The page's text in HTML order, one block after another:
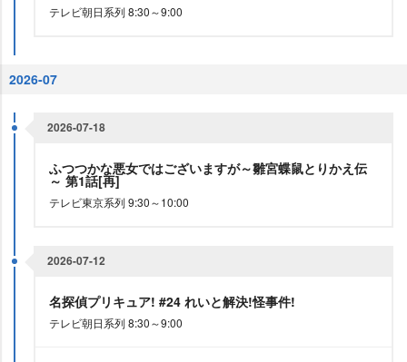
テレビ朝日系列 8:30～9:00
2026-07
2026-07-18
ふつつかな悪女ではございますが～雛宮蝶鼠とりかえ伝
～ 第1話[再]
テレビ東京系列 9:30～10:00
2026-07-12
名探偵プリキュア! #24 れいと解決!怪事件!
テレビ朝日系列 8:30～9:00